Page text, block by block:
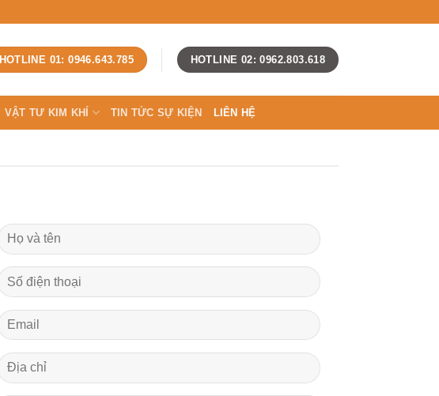
HOTLINE 01: 0946.643.785 HOTLINE 02: 0962.803.618
VẬT TƯ KIM KHÍ TIN TỨC SỰ KIỆN LIÊN HỆ